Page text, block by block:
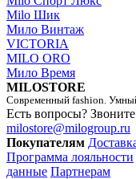
Milo Шик
Мило Винтаж
VICTORIA
MILO ORO
Мило Время
MILOSTORE
Современный fashion.
Есть вопросы?
milostore@milogroup.ru
Покупателям
Программа лояльности
данные Партнерам